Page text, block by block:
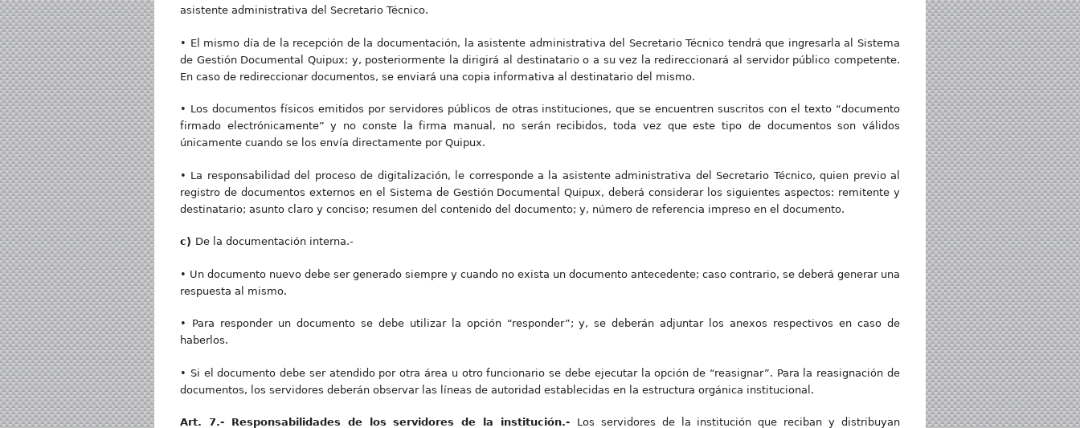
asistente administrativa del Secretario Técnico.
• El mismo día de la recepción de la documentación, la asistente administrativa del Secretario Técnico tendrá que ingresarla al Sistema
de Gestión Documental Quipux; y, posteriormente la dirigirá al destinatario o a su vez la redireccionará al servidor público competente.
En caso de redireccionar documentos, se enviará una copia informativa al destinatario del mismo.
• Los documentos físicos emitidos por servidores públicos de otras instituciones, que se encuentren suscritos con el texto “documento
firmado electrónicamente” y no conste la firma manual, no serán recibidos, toda vez que este tipo de documentos son válidos
únicamente cuando se los envía directamente por Quipux.
• La responsabilidad del proceso de digitalización, le corresponde a la asistente administrativa del Secretario Técnico, quien previo al
registro de documentos externos en el Sistema de Gestión Documental Quipux, deberá considerar los siguientes aspectos: remitente y
destinatario; asunto claro y conciso; resumen del contenido del documento; y, número de referencia impreso en el documento.
c) De la documentación interna.-
• Un documento nuevo debe ser generado siempre y cuando no exista un documento antecedente; caso contrario, se deberá generar una
respuesta al mismo.
• Para responder un documento se debe utilizar la opción “responder”; y, se deberán adjuntar los anexos respectivos en caso de
haberlos.
• Si el documento debe ser atendido por otra área u otro funcionario se debe ejecutar la opción de “reasignar”. Para la reasignación de
documentos, los servidores deberán observar las líneas de autoridad establecidas en la estructura orgánica institucional.
Art. 7.- Responsabilidades de los servidores de la institución.- Los servidores de la institución que reciban y distribuyan